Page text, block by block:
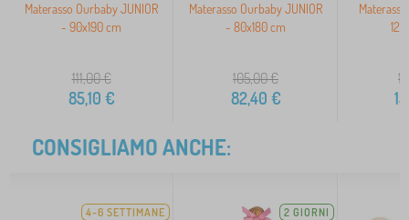
Materasso Ourbaby JUNIOR
- 90x190 cm
111,00€
85,10 €
Materasso Ourbaby JUNIOR
- 80x180 cm
105,00€
82,40 €
CONSIGLIAMO ANCHE:
4-6 SETTIMANE 2 GIORNI